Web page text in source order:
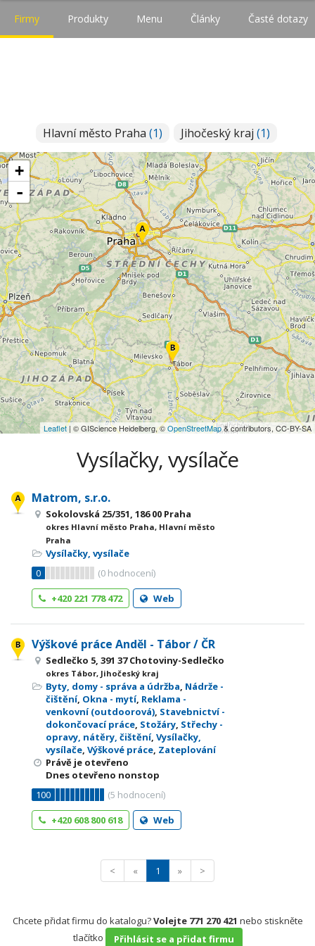
Firmy Produkty Menu Články Časté dotazy
Hlavní město Praha (1) Jihočeský kraj (1)
+
-
Leaflet| © GIScience Heidelberg, ©OpenStreetMap& contributors, CC-BY-SA
Vysílačky, vysílače
Matrom, s.r.o.
Sokolovská 25/351, 186 00 Praha
okres Hlavní město Praha, Hlavní město
Praha
Vysílačky, vysílače
0
(0 hodnocení)
+420 221 778 472
Web
Výškové práce Anděl - Tábor / ČR
Sedlečko 5, 391 37 Chotoviny-Sedlečko
okres Tábor, Jihočeský kraj
Byty, domy - správa a údržba, Nádrže -
čištění, Okna - mytí, Reklama -
venkovní (outdoorová), Stavebnictví -
dokončovací práce, Stožáry, Střechy -
opravy, nátěry, čištění, Vysílačky,
vysílače, Výškové práce, Zateplování
Právě je otevřeno
Dnes otevřeno nonstop
100
(5 hodnocení)
+420 608 800 618
Web
< « 1 » >
Chcete přidat firmu do katalogu?Volejte 771 270 421 nebo stiskněte
tlačítko
Přihlásit se a přidat firmu